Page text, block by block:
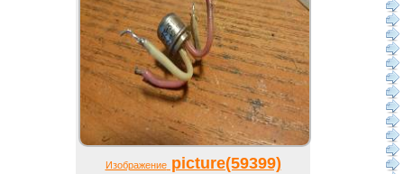
Изображениеpicture(59399)